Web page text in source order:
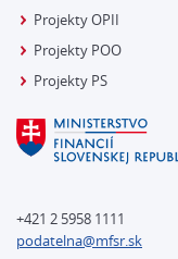
Projekty OPII
Projekty POO
Projekty PS
+421 2 5958 1111
podatelna@mfsr.sk